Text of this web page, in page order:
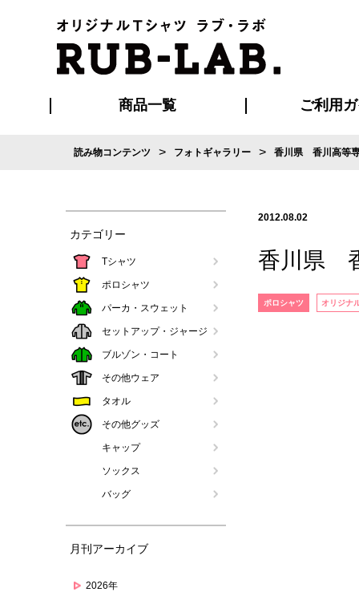
商品一覧 ご利用
ご利用ガ
はじめて
再注文の
お支払い方法
割引まとめ
発送・特急サー
版の保管期限
よくある
読み物コンテンツ > フォトギャラリー > 香川県 香川高等
カテゴリー
Tシャツ
ポロシャツ
パーカ・スウェット
セットアップ・ジャージ
ブルゾン・コート
その他ウェア
タオル
その他グッズ
キャップ
ソックス
バッグ
月刊アーカイブ
2026年
2012.08.02
香川県
ポロシャツ オリジナ